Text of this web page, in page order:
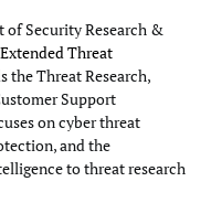
of Security Research &
Threat
the Threat Research,
Support
on cyber threat
and the
to threat research